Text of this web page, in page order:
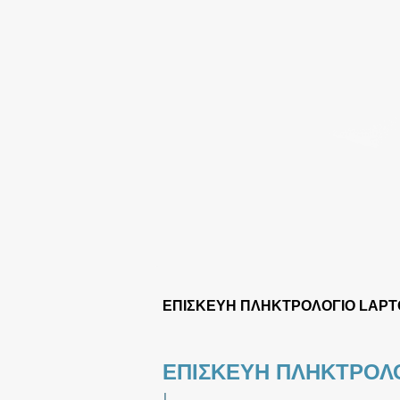
ΕΠΙΣΚΕΥΗ ΠΛΗΚΤΡΟΛΟΓΙΟ
ΕΠΙΣΚΕΥΗ